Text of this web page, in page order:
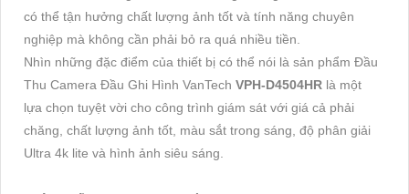
có thể tận hưởng chất lượng ảnh tốt và tính năng chuyên
nghiệp mà không cần phải bỏ ra quá nhiều tiền.
Nhìn những đặc điểm của thiết bị có thể nói là sản phẩm Đầu
Thu Camera Đầu Ghi Hình VanTech VPH-D4504HR là một
lựa chọn tuyệt vời cho công trình giám sát với giá cả phải
chăng, chất lượng ảnh tốt, màu sắt trong sáng, độ phân giải
Ultra 4k lite và hình ảnh siêu sáng.